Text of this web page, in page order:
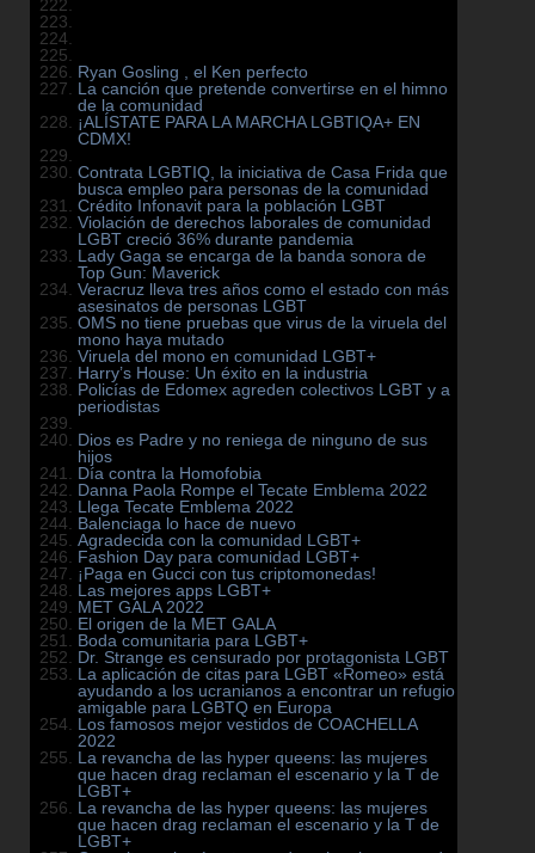
Ryan Gosling , el Ken perfecto
La canción que pretende convertirse en el himno
de la comunidad
¡ALÍSTATE PARA LA MARCHA LGBTIQA+ EN
CDMX!
Contrata LGBTIQ, la iniciativa de Casa Frida que
busca empleo para personas de la comunidad
Crédito Infonavit para la población LGBT
Violación de derechos laborales de comunidad
LGBT creció 36% durante pandemia
Lady Gaga se encarga de la banda sonora de
Top Gun: Maverick
Veracruz lleva tres años como el estado con más
asesinatos de personas LGBT
OMS no tiene pruebas que virus de la viruela del
mono haya mutado
Viruela del mono en comunidad LGBT+
Harry’s House: Un éxito en la industria
Policías de Edomex agreden colectivos LGBT y a
periodistas
Dios es Padre y no reniega de ninguno de sus
hijos
Día contra la Homofobia
Danna Paola Rompe el Tecate Emblema 2022
Llega Tecate Emblema 2022
Balenciaga lo hace de nuevo
Agradecida con la comunidad LGBT+
Fashion Day para comunidad LGBT+
¡Paga en Gucci con tus criptomonedas!
Las mejores apps LGBT+
MET GALA 2022
El origen de la MET GALA
Boda comunitaria para LGBT+
Dr. Strange es censurado por protagonista LGBT
La aplicación de citas para LGBT «Romeo» está
ayudando a los ucranianos a encontrar un refugio
amigable para LGBTQ en Europa
Los famosos mejor vestidos de COACHELLA
2022
La revancha de las hyper queens: las mujeres
que hacen drag reclaman el escenario y la T de
LGBT+
La revancha de las hyper queens: las mujeres
que hacen drag reclaman el escenario y la T de
LGBT+